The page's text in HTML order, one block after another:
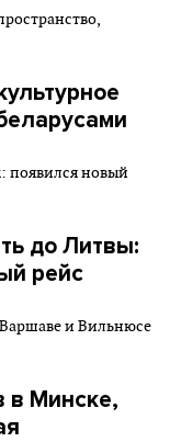
до Литвы:
рейс
в Минске,